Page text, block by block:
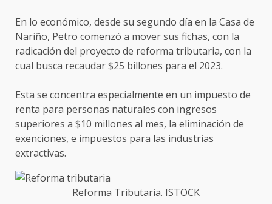
En lo económico, desde su segundo día en la Casa de
Nariño, Petro comenzó a mover sus fichas, con la
radicación del proyecto de reforma tributaria, con la
cual busca recaudar $25 billones para el 2023.
Esta se concentra especialmente en un impuesto de
renta para personas naturales con ingresos
superiores a $10 millones al mes, la eliminación de
exenciones, e impuestos para las industrias
extractivas.
Reforma Tributaria. ISTOCK